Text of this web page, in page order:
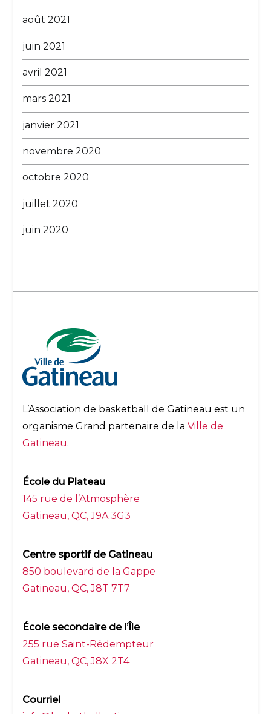
août 2021
juin 2021
avril 2021
mars 2021
janvier 2021
novembre 2020
octobre 2020
juillet 2020
juin 2020
L’Association de basketball de Gatineau est un
organisme Grand partenaire de laVille de
Gatineau.
École du Plateau
145 rue de l’Atmosphère
Gatineau, QC, J9A 3G3
Centre sportif de Gatineau
850 boulevard de la Gappe
Gatineau, QC, J8T 7T7
École secondaire de l’Île
255 rue Saint-Rédempteur
Gatineau, QC, J8X 2T4
Courriel